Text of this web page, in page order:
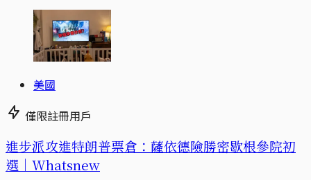
美國
僅限註冊用戶
進步派攻進特朗普票倉：薩依德險勝密歇根參院初
選｜Whatsnew